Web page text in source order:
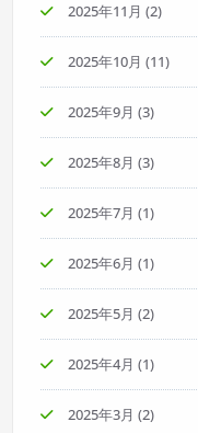
2025年11月 (2)
2025年10月 (11)
2025年9月 (3)
2025年8月 (3)
2025年7月 (1)
2025年6月 (1)
2025年5月 (2)
2025年4月 (1)
2025年3月 (2)